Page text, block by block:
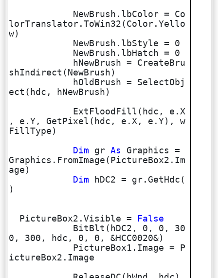
NewBrush.lbColor = Co
lorTranslator.ToWin32(Color.Yello
w)
NewBrush.lbStyle = 0
NewBrush.lbHatch = 0
hNewBrush = CreateBru
shIndirect(NewBrush)
hOldBrush = SelectObj
ect(hdc, hNewBrush)
ExtFloodFill(hdc, e.X
, e.Y, GetPixel(hdc, e.X, e.Y), w
FillType)
Dim grAs
Graphics =
Graphics.FromImage(PictureBox2.Im
age)
Dim hDC2 = gr.GetHdc(
)
PictureBox2.Visible =
False
BitBlt(hDC2, 0, 0, 30
0, 300, hdc, 0, 0, &HCC0020&)
PictureBox1.Image = P
ictureBox2.Image